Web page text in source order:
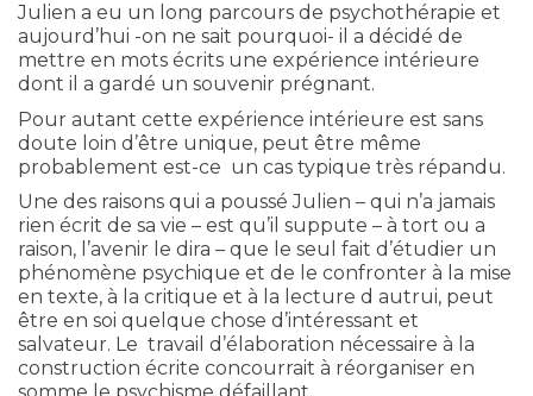
Julien a eu un long parcours de psychothérapie et
aujourd’hui -on ne sait pourquoi- il a décidé de
mettre en mots écrits une expérience intérieure
dont il a gardé un souvenir prégnant.
Pour autant cette expérience intérieure est sans
doute loin d’être unique, peut être même
probablement est-ce un cas typique très répandu.
Une des raisons qui a poussé Julien – qui n’a jamais
rien écrit de sa vie – est qu’il suppute – à tort ou a
raison, l’avenir le dira – que le seul fait d’étudier un
phénomène psychique et de le confronter à la mise
en texte, à la critique et à la lecture d autrui, peut
être en soi quelque chose d’intéressant et
salvateur. Le travail d’élaboration nécessaire à la
construction écrite concourrait à réorganiser en